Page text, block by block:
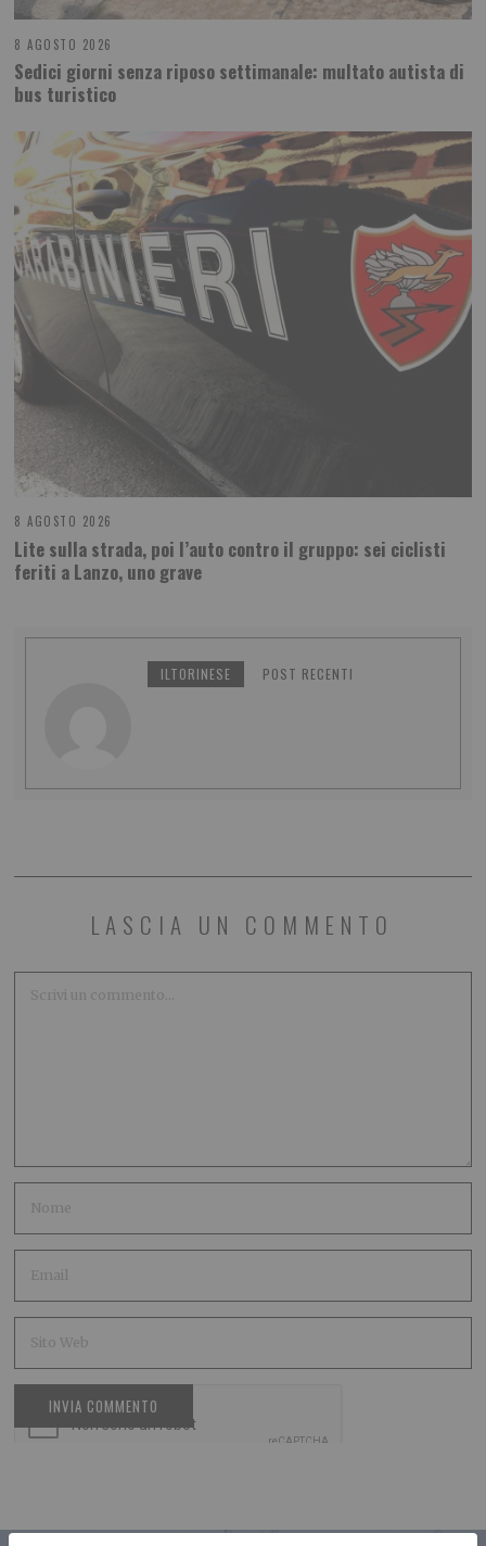
8 AGOSTO 2026
Sedici giorni senza riposo settimanale: multato autista di
bus turistico
8 AGOSTO 2026
Lite sulla strada, poi l’auto contro il gruppo: sei ciclisti
feriti a Lanzo, uno grave
ILTORINESE POST RECENTI
LASCIA UN COMMENTO